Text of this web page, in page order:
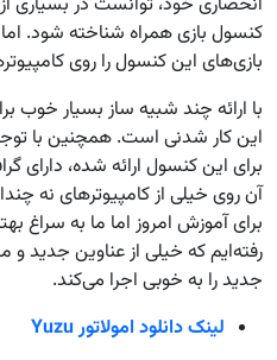
کنسول بازی همراه شناخته شود. اما
بازی‌های این کنسول را روی
با ارائه چند شبیه ساز بسیار خوب
این کار شدنی است. همچنین با
برای این کنسول ارائه شده، دارای
آن روی خیلی از کامپیوترهای نه
برای آموزش امروز اما ما به سراغ
رفته‌ایم که خیلی از عناوین جدید و
جدید را به خوبی اجرا می‌کند.
لینک دانلود امولاتورYuzu